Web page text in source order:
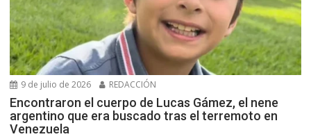
9 de julio de 2026 REDACCIÓN
Encontraron el cuerpo de Lucas Gámez, el nene
argentino que era buscado tras el terremoto en
Venezuela